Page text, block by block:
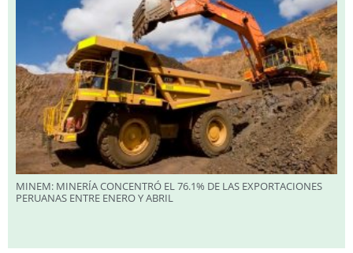
MINEM: MINERÍA CONCENTRÓ EL 76.1% DE LAS EXPORTACIONES
PERUANAS ENTRE ENERO Y ABRIL